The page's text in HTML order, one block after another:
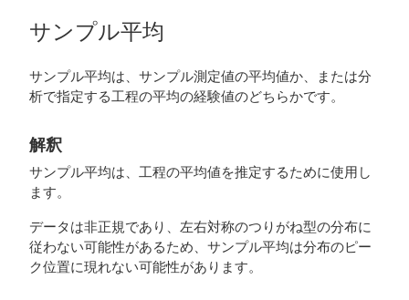
サンプル平均
サンプル平均は、サンプル測定値の平均値か、または分
析で指定する工程の平均の経験値のどちらかです。
解釈
サンプル平均は、工程の平均値を推定するために使用し
ます。
データは非正規であり、左右対称のつりがね型の分布に
従わない可能性があるため、サンプル平均は分布のピー
ク位置に現れない可能性があります。